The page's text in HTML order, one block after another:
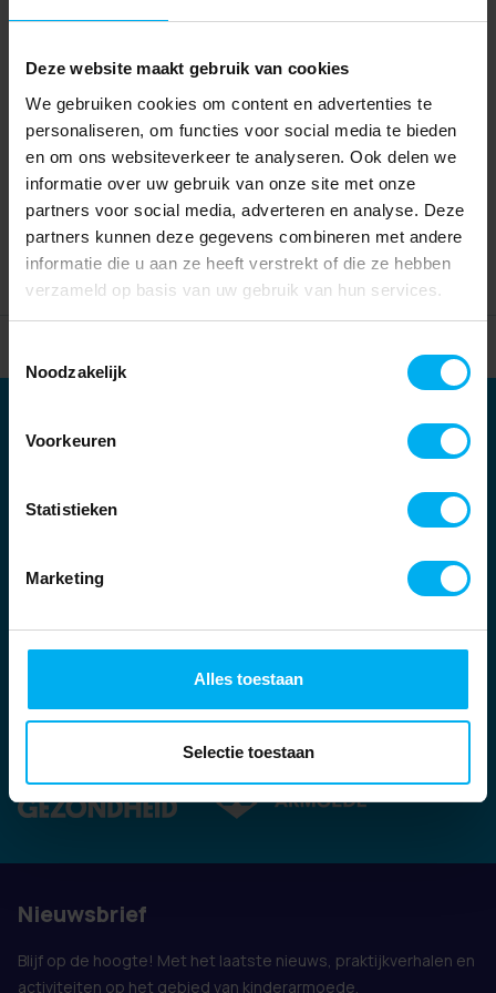
Deze website maakt gebruik van cookies
We gebruiken cookies om content en advertenties te
personaliseren, om functies voor social media te bieden
en om ons websiteverkeer te analyseren. Ook delen we
informatie over uw gebruik van onze site met onze
partners voor social media, adverteren en analyse. Deze
partners kunnen deze gegevens combineren met andere
informatie die u aan ze heeft verstrekt of die ze hebben
verzameld op basis van uw gebruik van hun services.
Noodzakelijk
Voorkeuren
Statistieken
Marketing
Alles toestaan
Selectie toestaan
Partners
Ook vertegenwoordigd door:
Nieuwsbrief
Blijf op de hoogte! Met het laatste nieuws, praktijkverhalen en
activiteiten op het gebied van kinderarmoede.